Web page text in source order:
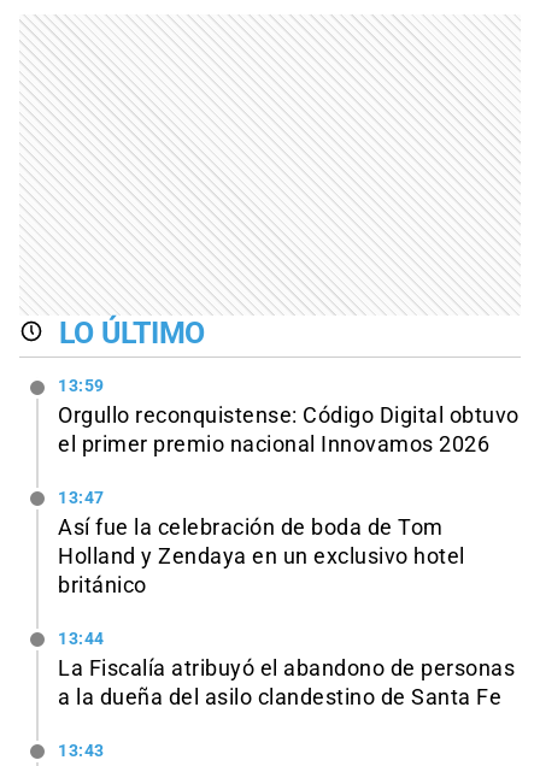
LO ÚLTIMO
13:59
Orgullo reconquistense: Código Digital obtuvo
el primer premio nacional Innovamos 2026
13:47
Así fue la celebración de boda de Tom
Holland y Zendaya en un exclusivo hotel
británico
13:44
La Fiscalía atribuyó el abandono de personas
a la dueña del asilo clandestino de Santa Fe
13:43